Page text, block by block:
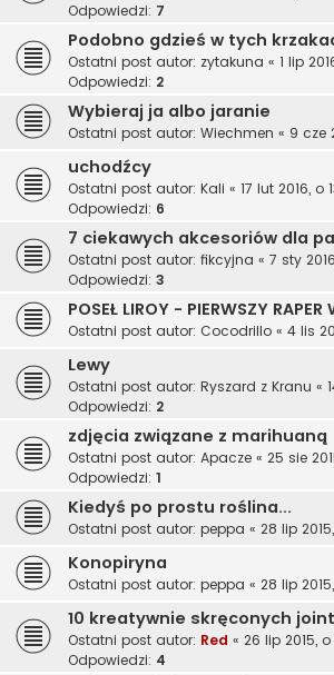
Odpowiedzi: 7
Podobno gdzieś w tych
Ostatni post autor: zytakuna « 1 lip
Odpowiedzi: 2
Wybieraj ja albo jaranie
Ostatni post autor: Wiechmen « 9 cze
uchodźcy
Ostatni post autor: Kali « 17 lut 2016, o
Odpowiedzi: 6
7 ciekawych akcesoriów dla
Ostatni post autor: fikcyjna « 7 sty
Odpowiedzi: 3
POSEŁ LIROY - PIERWSZY RAPER
Ostatni post autor: Cocodrillo « 4 lis
Lewy
Ostatni post autor: Ryszard z Kranu «
Odpowiedzi: 2
zdjęcia związane z marihuaną
Ostatni post autor: Apacze « 25 sie
Odpowiedzi: 1
Kiedyś po prostu roślina...
Ostatni post autor: peppa « 28 lip
Konopiryna
Ostatni post autor: peppa « 28 lip
10 kreatywnie skręconych
Ostatni post autor: Red « 26 lip 2015, o
Odpowiedzi: 4